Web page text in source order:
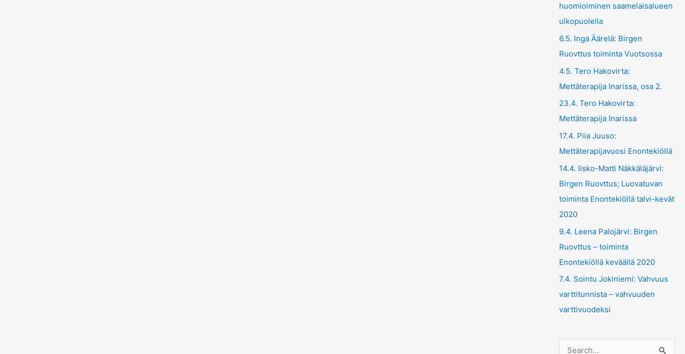
huomioiminen saamelaisalueen
ulkopuolella
6.5. Inga Äärelä: Birgen
Ruovttus toiminta Vuotsossa
4.5. Tero Hakovirta:
Mettäterapija Inarissa, osa 2.
23.4. Tero Hakovirta:
Mettäterapija Inarissa
17.4. Piia Juuso:
Mettäterapijavuosi Enontekiöllä
14.4. Iisko-Matti Näkkäläjärvi:
Birgen Ruovttus; Luovatuvan
toiminta Enontekiöllä talvi-kevät
2020
9.4. Leena Palojärvi: Birgen
Ruovttus – toiminta
Enontekiöllä keväällä 2020
7.4. Sointu Jokiniemi: Vahvuus
varttitunnista – vahvuuden
varttivuodeksi